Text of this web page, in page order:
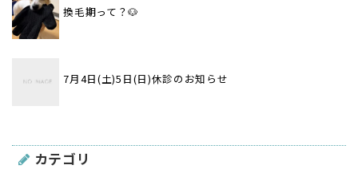
換毛期って？🐶
7月4日(土)5日(日)休診のお知らせ
カテゴリ